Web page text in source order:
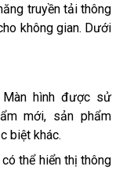
truyền tải thông
không gian. Dưới
Màn hình được sử
mới, sản phẩm
biệt khác.
có thể hiển thị thông